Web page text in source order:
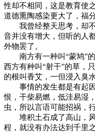
性却不相同，这是教育使
道德熏陶感染更大了，福
我曾经整天思考，却不
音并没有增大，但听的人
外物罢了。
南方有一种叫“蒙鸠”的
西方有种叫“射干”的草，
的根叫香艾，一但浸入臭
事情的发生都是有起因
恨，干柴易燃，低洼易湿
虫，所以言语可能招祸，
堆积土石成了高山，风
程，就没有办法达到千里